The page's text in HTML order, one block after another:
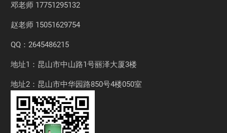
邓老师 17751295132
赵老师 15051629754
QQ：2645486215
地址1：昆山市中山路1号丽泽大厦3楼
地址2：昆山市中华园路850号4楼050室